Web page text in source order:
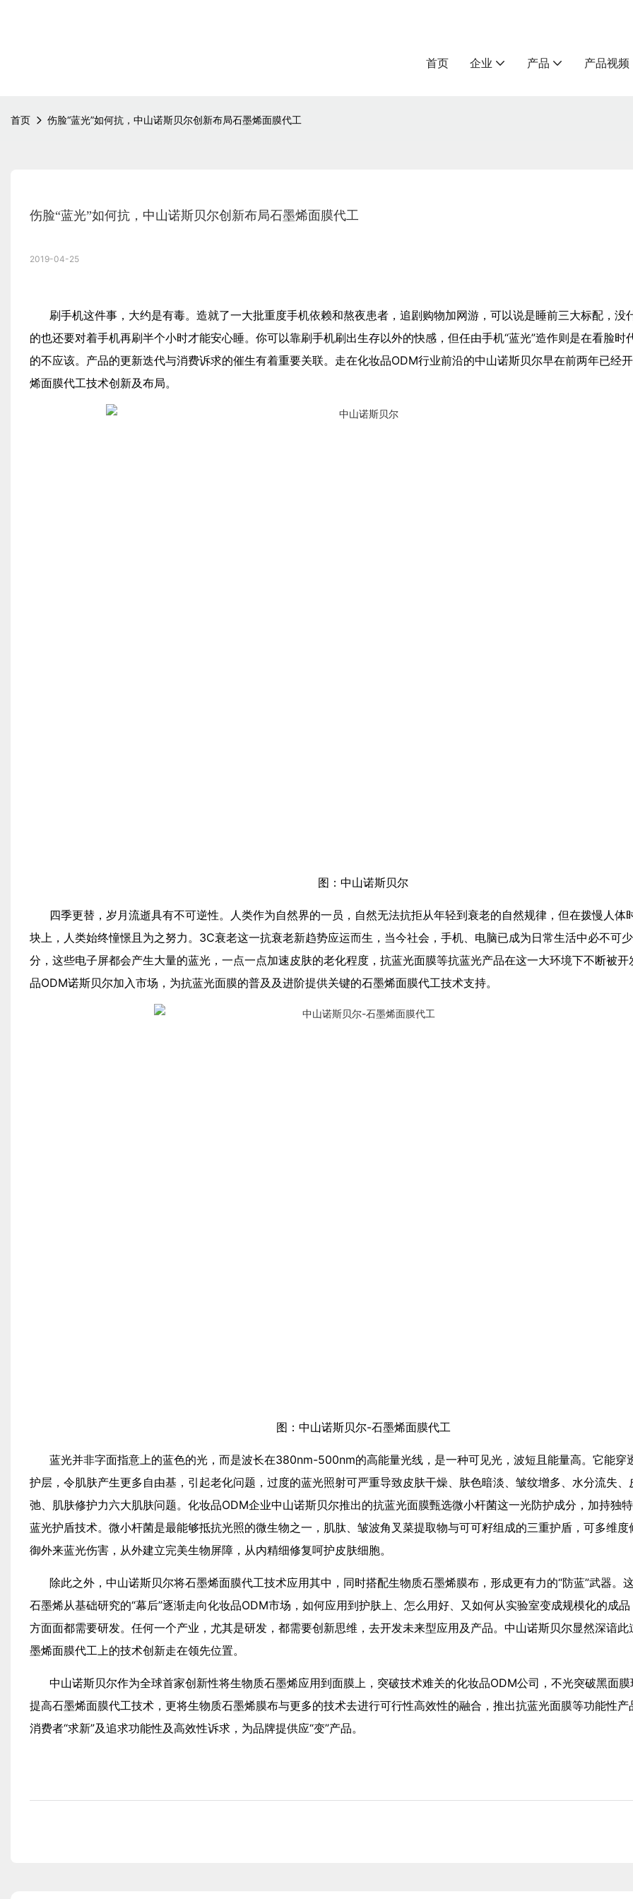
首页 企业 产品 产品视频
首页 伤脸“蓝光”如何抗，中山诺斯贝尔创新布局石墨烯面膜代工
伤脸“蓝光”如何抗，中山诺斯贝尔创新布局石墨烯面膜代工
2019-04-25
刷手机这件事，大约是有毒。造就了一大批重度手机依赖和熬夜患者，追剧购物加网游，可以说是睡前三大标配，没
的也还要对着手机再刷半个小时才能安心睡。你可以靠刷手机刷出生存以外的快感，但任由手机“蓝光”造作则是在看脸时
的不应该。产品的更新迭代与消费诉求的催生有着重要关联。走在化妆品ODM行业前沿的中山诺斯贝尔早在前两年已经
烯面膜代工技术创新及布局。
图：中山诺斯贝尔
四季更替，岁月流逝具有不可逆性。人类作为自然界的一员，自然无法抗拒从年轻到衰老的自然规律，但在拨慢人体
块上，人类始终憧憬且为之努力。3C衰老这一抗衰老新趋势应运而生，当今社会，手机、电脑已成为日常生活中必不可
分，这些电子屏都会产生大量的蓝光，一点一点加速皮肤的老化程度，抗蓝光面膜等抗蓝光产品在这一大环境下不断被开
品ODM诺斯贝尔加入市场，为抗蓝光面膜的普及及进阶提供关键的石墨烯面膜代工技术支持。
图：中山诺斯贝尔-石墨烯面膜代工
蓝光并非字面指意上的蓝色的光，而是波长在380nm-500nm的高能量光线，是一种可见光，波短且能量高。它能穿
护层，令肌肤产生更多自由基，引起老化问题，过度的蓝光照射可严重导致皮肤干燥、肤色暗淡、皱纹增多、水分流失、
弛、肌肤修护力六大肌肤问题。化妆品ODM企业中山诺斯贝尔推出的抗蓝光面膜甄选微小杆菌这一光防护成分，加持独
蓝光护盾技术。微小杆菌是最能够抵抗光照的微生物之一，肌肽、皱波角叉菜提取物与可可籽组成的三重护盾，可多维度
御外来蓝光伤害，从外建立完美生物屏障，从内精细修复呵护皮肤细胞。
除此之外，中山诺斯贝尔将石墨烯面膜代工技术应用其中，同时搭配生物质石墨烯膜布，形成更有力的“防蓝”武器。
石墨烯从基础研究的“幕后”逐渐走向化妆品ODM市场，如何应用到护肤上、怎么用好、又如何从实验室变成规模化的成
方面面都需要研发。任何一个产业，尤其是研发，都需要创新思维，去开发未来型应用及产品。中山诺斯贝尔显然深谙此
墨烯面膜代工上的技术创新走在领先位置。
中山诺斯贝尔作为全球首家创新性将生物质石墨烯应用到面膜上，突破技术难关的化妆品ODM公司，不光突破黑面
提高石墨烯面膜代工技术，更将生物质石墨烯膜布与更多的技术去进行可行性高效性的融合，推出抗蓝光面膜等功能性产
消费者“求新”及追求功能性及高效性诉求，为品牌提供应“变”产品。